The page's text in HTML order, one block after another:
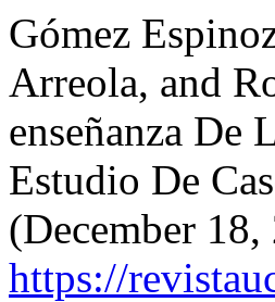
Gómez
Arreola, and
enseñanza De
Estudio De
(December
https://